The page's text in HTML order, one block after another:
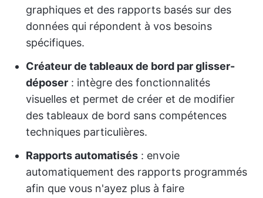
graphiques et des rapports basés sur des
données qui répondent à vos besoins
spécifiques.
Créateur de tableaux de bord par glisser-
déposer : intègre des fonctionnalités
visuelles et permet de créer et de modifier
des tableaux de bord sans compétences
techniques particulières.
Rapports automatisés : envoie
automatiquement des rapports programmés
afin que vous n'ayez plus à faire